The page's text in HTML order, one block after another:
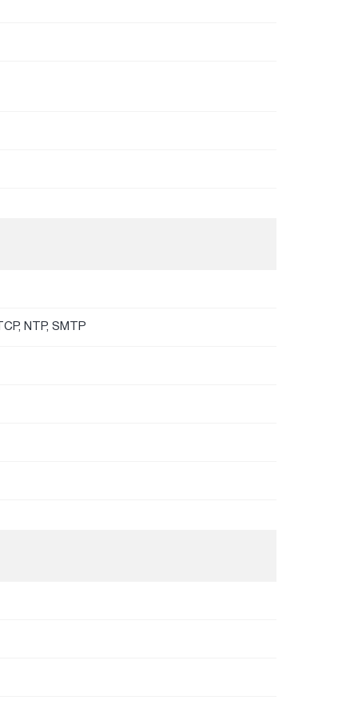
NTP, SMTP